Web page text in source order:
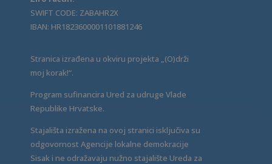
SWIFT CODE: ZABAHR2X
IBAN: HR1823600001101881246
Stranica izrađena u okviru projekta „(O)drži
moj korak!“.
Program sufinancira Ured za udruge Vlade
Republike Hrvatske.
Stajališta izražena na ovoj stranici isključiva su
odgovornost Agencije lokalne demokracije
Sisak i ne odražavaju nužno stajalište Ureda za